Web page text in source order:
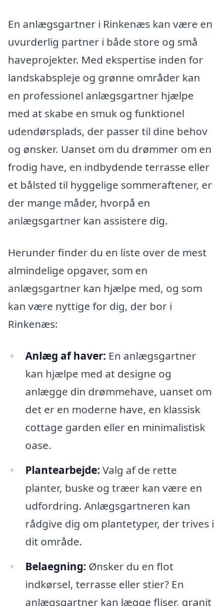
En anlægsgartner i Rinkenæs kan være en
uvurderlig partner i både store og små
haveprojekter. Med ekspertise inden for
landskabspleje og grønne områder kan
en professionel anlægsgartner hjælpe
med at skabe en smuk og funktionel
udendørsplads, der passer til dine behov
og ønsker. Uanset om du drømmer om en
frodig have, en indbydende terrasse eller
et bålsted til hyggelige sommeraftener, er
der mange måder, hvorpå en
anlægsgartner kan assistere dig.
Herunder finder du en liste over de mest
almindelige opgaver, som en
anlægsgartner kan hjælpe med, og som
kan være nyttige for dig, der bor i
Rinkenæs:
Anlæg af haver: En anlægsgartner
kan hjælpe med at designe og
anlægge din drømmehave, uanset om
det er en moderne have, en klassisk
cottage garden eller en minimalistisk
oase.
Plantearbejde: Valg af de rette
planter, buske og træer kan være en
udfordring. Anlægsgartneren kan
rådgive dig om plantetyper, der trives i
dit område.
Belaegning: Ønsker du en flot
indkørsel, terrasse eller stier? En
anlægsgartner kan lægge fliser, granit